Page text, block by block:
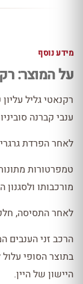
מידע נוסף
על המוצר:
ענבי קברנה
לאחר הפרדת
טמפרטורות
מורכבותו ולסגנון
לאחר התסיסה,
הרכב זני הענבים
בתוצר הסופי
היישון של היין.